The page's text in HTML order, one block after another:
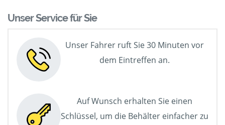
Unser Service für Sie
Unser Fahrer ruft Sie 30 Minuten vor
dem Eintreffen an.
Auf Wunsch erhalten Sie einen
Schlüssel, um die Behälter einfacher zu